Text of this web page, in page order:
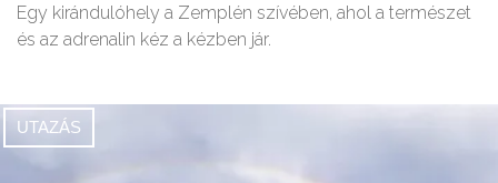
Egy kirándulóhely a Zemplén szívében, ahol a természet
és az adrenalin kéz a kézben jár.
UTAZÁS